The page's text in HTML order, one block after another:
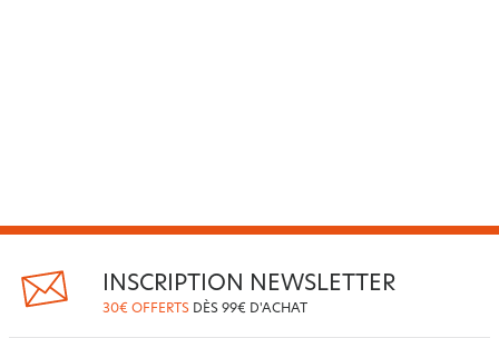
INSCRIPTION NEWSLETTER
30€ OFFERTS DÈS 99€ D'ACHAT